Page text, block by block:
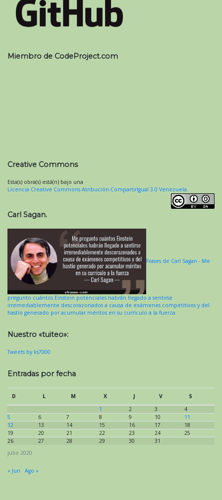
Miembro de CodeProject.com
Creative Commons
Esta(s) obra(s) está(n) bajo una
Licencia Creative Commons Atribución-CompartirIgual 3.0 Venezuela.
Carl Sagan.
Frases de Carl Sagan - Me
pregunto cuántos Einstein potenciales habrán llegado a sentirse
irremediablemente descorazonados a causa de exámenes competitivos y del
hastío generado por acumular méritos en su currículo a la fuerza.
Nuestro «tuiteo»:
Tweets by ks7000
Entradas por fecha
julio 2020
D L M X J V
S
1
2 3
4
5
6 7 8 9 10
11
12
13 14 15 16 17
18
19
20 21 22 23 24
25
26
27 28 29 30 31
« Jun Ago »